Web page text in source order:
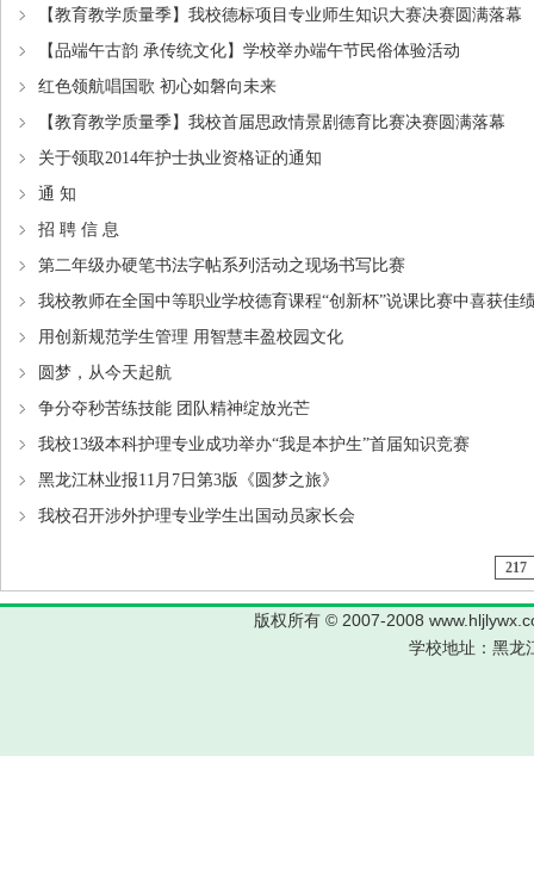
【教育教学质量季】我校德标项目专业师生知识大赛决赛圆满落幕
【品端午古韵 承传统文化】学校举办端午节民俗体验活动
红色领航唱国歌 初心如磐向未来
【教育教学质量季】我校首届思政情景剧德育比赛决赛圆满落幕
关于领取2014年护士执业资格证的通知
通 知
招 聘 信 息
第二年级办硬笔书法字帖系列活动之现场书写比赛
我校教师在全国中等职业学校德育课程“创新杯”说课比赛中喜获佳
用创新规范学生管理 用智慧丰盈校园文化
圆梦，从今天起航
争分夺秒苦练技能 团队精神绽放光芒
我校13级本科护理专业成功举办“我是本护生”首届知识竞赛
黑龙江林业报11月7日第3版《圆梦之旅》
我校召开涉外护理专业学生出国动员家长会
217
版权所有 © 2007-2008
学校地址：黑龙